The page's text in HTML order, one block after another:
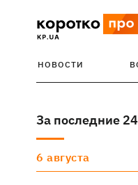
НОВОСТИ
За последние
6 августа